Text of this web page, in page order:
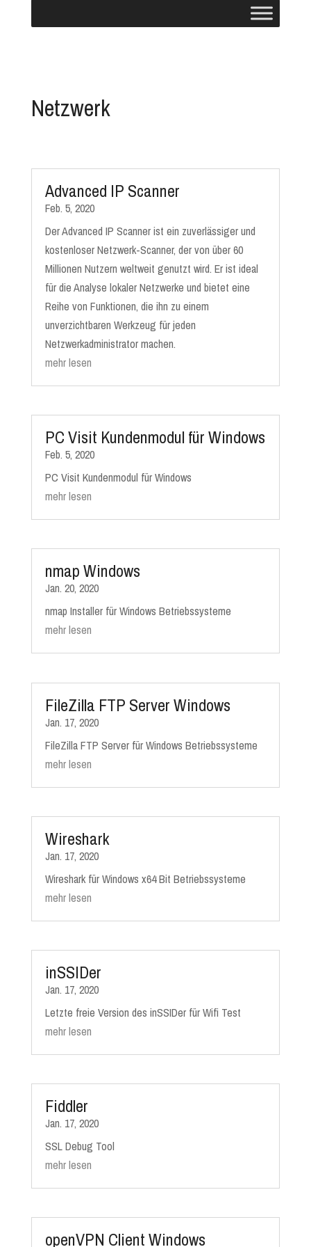
Netzwerk
Advanced IP Scanner
Feb. 5, 2020
Der Advanced IP Scanner ist ein zuverlässiger und
kostenloser Netzwerk-Scanner, der von über 60
Millionen Nutzern weltweit genutzt wird​​. Er ist ideal
für die Analyse lokaler Netzwerke und bietet eine
Reihe von Funktionen, die ihn zu einem
unverzichtbaren Werkzeug für jeden
Netzwerkadministrator machen.
mehr lesen
PC Visit Kundenmodul für Windows
Feb. 5, 2020
PC Visit Kundenmodul für Windows
mehr lesen
nmap Windows
Jan. 20, 2020
nmap Installer für Windows Betriebssysteme
mehr lesen
FileZilla FTP Server Windows
Jan. 17, 2020
FileZilla FTP Server für Windows Betriebssysteme
mehr lesen
Wireshark
Jan. 17, 2020
Wireshark für Windows x64 Bit Betriebssysteme
mehr lesen
inSSIDer
Jan. 17, 2020
Letzte freie Version des inSSIDer für Wifi Test
mehr lesen
Fiddler
Jan. 17, 2020
SSL Debug Tool
mehr lesen
openVPN Client Windows